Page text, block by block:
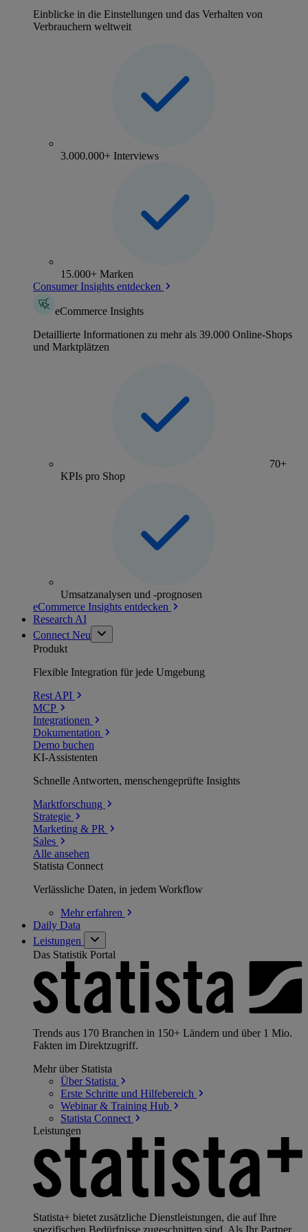
Einblicke in die Einstellungen und das Verhalten von
Verbrauchern weltweit
3.000.000+ Interviews
15.000+ Marken
Consumer Insights entdecken
eCommerce Insights
Detaillierte Informationen zu mehr als 39.000 Online-Shops
und Marktplätzen
70+
KPIs pro Shop
Umsatzanalysen und -prognosen
eCommerce Insights entdecken
Research AI
Connect Neu
Produkt
Flexible Integration für jede Umgebung
Rest API
MCP
Integrationen
Dokumentation
Demo buchen
KI-Assistenten
Schnelle Antworten, menschengeprüfte Insights
Marktforschung
Strategie
Marketing & PR
Sales
Alle ansehen
Statista Connect
Verlässliche Daten, in jedem Workflow
Mehrerfahren
Daily Data
Leistungen
Das Statistik Portal
Trends aus 170 Branchen in 150+ Ländern und über 1 Mio.
Fakten im Direktzugriff.
Mehr über Statista
Über Statista
Erste Schritte und Hilfebereich
Webinar & Training Hub
Statista Connect
Leistungen
Statista+ bietet zusätzliche Dienstleistungen, die auf Ihre
spezifischen Bedürfnisse zugeschnitten sind. Als Ihr Partner